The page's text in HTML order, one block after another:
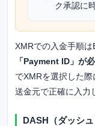
ク承認に
XMRでの入金手順は
「Payment ID」が
でXMRを選択した際
送金元で正確に入力
DASH（ダッシ